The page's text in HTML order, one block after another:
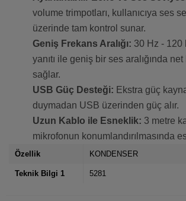
volume trimpotları, kullanıcıya ses
üzerinde tam kontrol sunar.
Geniş Frekans Aralığı: 30 Hz - 120
yanıtı ile geniş bir ses aralığında net
sağlar.
USB Güç Desteği: Ekstra güç
duymadan USB üzerinden güç alır.
Uzun Kablo ile Esneklik: 3 metre
mikrofonun konumlandırılmasında
Özellik KONDENSER
Teknik Bilgi 1 5281